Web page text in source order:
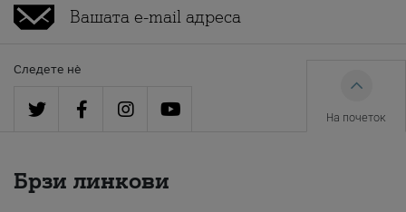
Следете нè
На почеток
Брзи линкови